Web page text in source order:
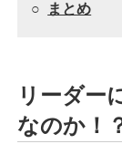
○ まとめ
リーダー
なのか！